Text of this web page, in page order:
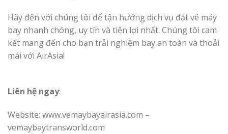
Hãy đến với chúng tôi để tận hưởng dịch vụ đặt vé máy
bay nhanh chóng, uy tín và tiện lợi nhất. Chúng tôi cam
kết mang đến cho bạn trải nghiệm bay an toàn và thoải
mái với AirAsia!
Liên hệ ngay:
Website: www.vemaybayairasia.com –
vemaybaytransworld.com